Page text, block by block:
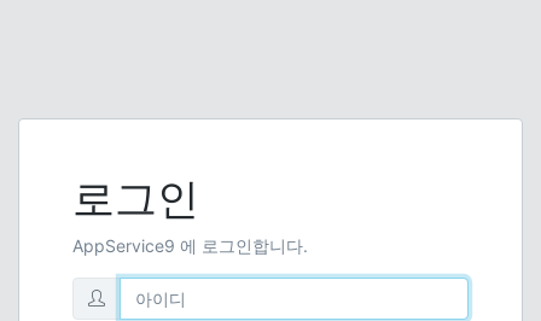
로그인
AppService9 에 로그인합니다.